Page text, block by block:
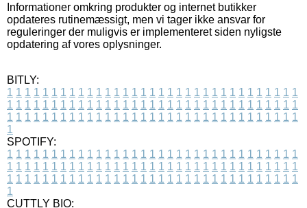
Informationer omkring produkter og internet butikker
opdateres rutinemæssigt, men vi tager ikke ansvar for
reguleringer der muligvis er implementeret siden nyligste
opdatering af vores oplysninger.
BITLY:
1 1 1 1 1 1 1 1 1 1 1 1 1 1 1 1 1 1 1 1 1 1 1 1 1 1 1 1 1 1 1 1 1
1 1 1 1 1 1 1 1 1 1 1 1 1 1 1 1 1 1 1 1 1 1 1 1 1 1 1 1 1 1 1 1 1
1 1 1 1 1 1 1 1 1 1 1 1 1 1 1 1 1 1 1 1 1 1 1 1 1 1 1 1 1 1 1 1 1
1
SPOTIFY:
1 1 1 1 1 1 1 1 1 1 1 1 1 1 1 1 1 1 1 1 1 1 1 1 1 1 1 1 1 1 1 1 1
1 1 1 1 1 1 1 1 1 1 1 1 1 1 1 1 1 1 1 1 1 1 1 1 1 1 1 1 1 1 1 1 1
1 1 1 1 1 1 1 1 1 1 1 1 1 1 1 1 1 1 1 1 1 1 1 1 1 1 1 1 1 1 1 1 1
1
CUTTLY BIO: